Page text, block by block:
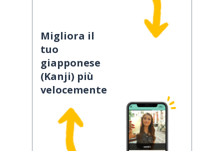
Migliora il
tuo
giapponese
(Kanji) più
velocemente